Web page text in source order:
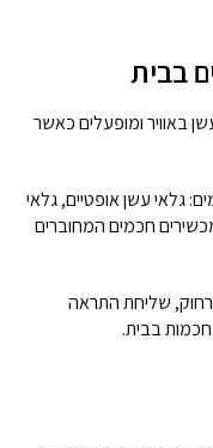
בבית
באוויר ומופעלים כאשר
גלאי עשן אופטיים, גלאי
חכמים המחוברים
שליחת התראה
חכמות בבית.